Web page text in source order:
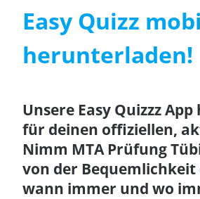
Easy Quizz
herunterladen!
Unsere Easy Quizzz
für deinen offiziellen,
Nimm MTA Prüfung
von der
wann immer und wo